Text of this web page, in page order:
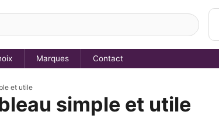
Marques Contact
et utile
simple et utile